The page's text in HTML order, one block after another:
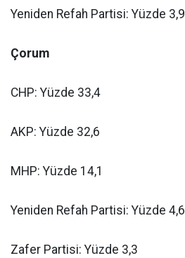
Yeniden Refah Partisi: Yüzde 3,9
Çorum
CHP: Yüzde 33,4
AKP: Yüzde 32,6
MHP: Yüzde 14,1
Yeniden Refah Partisi: Yüzde 4,6
Zafer Partisi: Yüzde 3,3